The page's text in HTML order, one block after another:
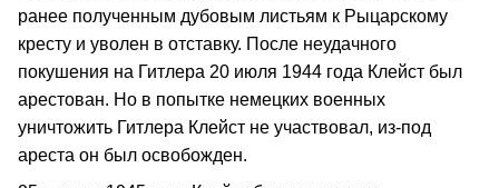
ранее полученным дубовым листьям к Рыцарскому
кресту и уволен в отставку. После неудачного
покушения на Гитлера 20 июля 1944 года Клейст был
арестован. Но в попытке немецких военных
уничтожить Гитлера Клейст не участвовал, из-под
ареста он был освобожден.